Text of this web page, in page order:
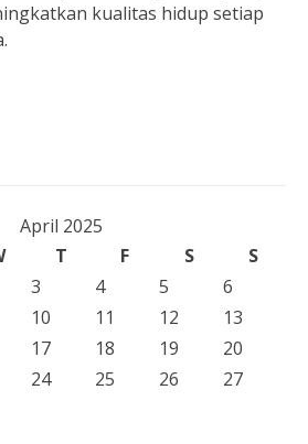
kualitas hidup setiap
April 2025
T F S
S
3 4 5
6
10 11 12
13
17 18 19
20
24 25 26
27